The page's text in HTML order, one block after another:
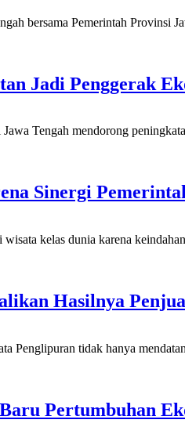
Pemerintah Provinsi
Jadi Penggerak
Tengah mendorong
Sinergi
kelas dunia karena
Hasilnya
tidak hanya
Pertumbuhan